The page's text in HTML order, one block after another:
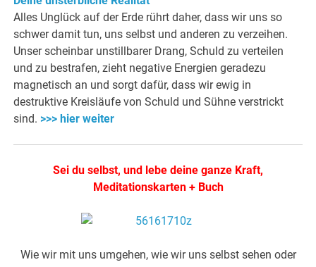
Alles Unglück auf der Erde rührt daher, dass wir uns so
schwer damit tun, uns selbst und anderen zu verzeihen.
Unser scheinbar unstillbarer Drang, Schuld zu verteilen
und zu bestrafen, zieht negative Energien geradezu
magnetisch an und sorgt dafür, dass wir ewig in
destruktive Kreisläufe von Schuld und Sühne verstrickt
sind. >>> hier weiter
Sei du selbst, und lebe deine ganze Kraft,
Meditationskarten + Buch
Wie wir mit uns umgehen, wie wir uns selbst sehen oder